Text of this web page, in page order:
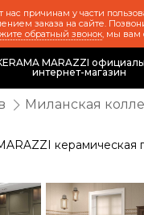
причинам у части
заказа на сайте.
обратный звонок, мы вам
MARAZZI
интернет-магазин
Миланская
керамическая